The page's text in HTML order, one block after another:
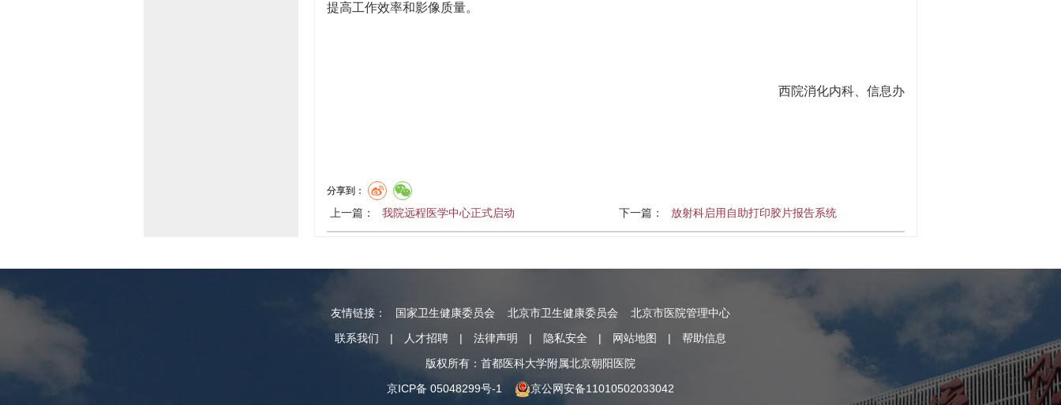
提高工作效率和影像质量。
西院消化内科、信息办
分享到：
上一篇： 我院远程医学中心正式启动 下一篇： 放射科启用自助打印胶片报告系统
友情链接： 国家卫生健康委员会 北京市卫生健康委员会
北京市医院管理中心
联系我们
| 人才招聘 | 法律声明 | 隐私安全 | 网站地图 |
帮助信息
版权所有：首都医科大学附属北京朝阳医院
京ICP备 05048299号-1
京公网安备11010502033042